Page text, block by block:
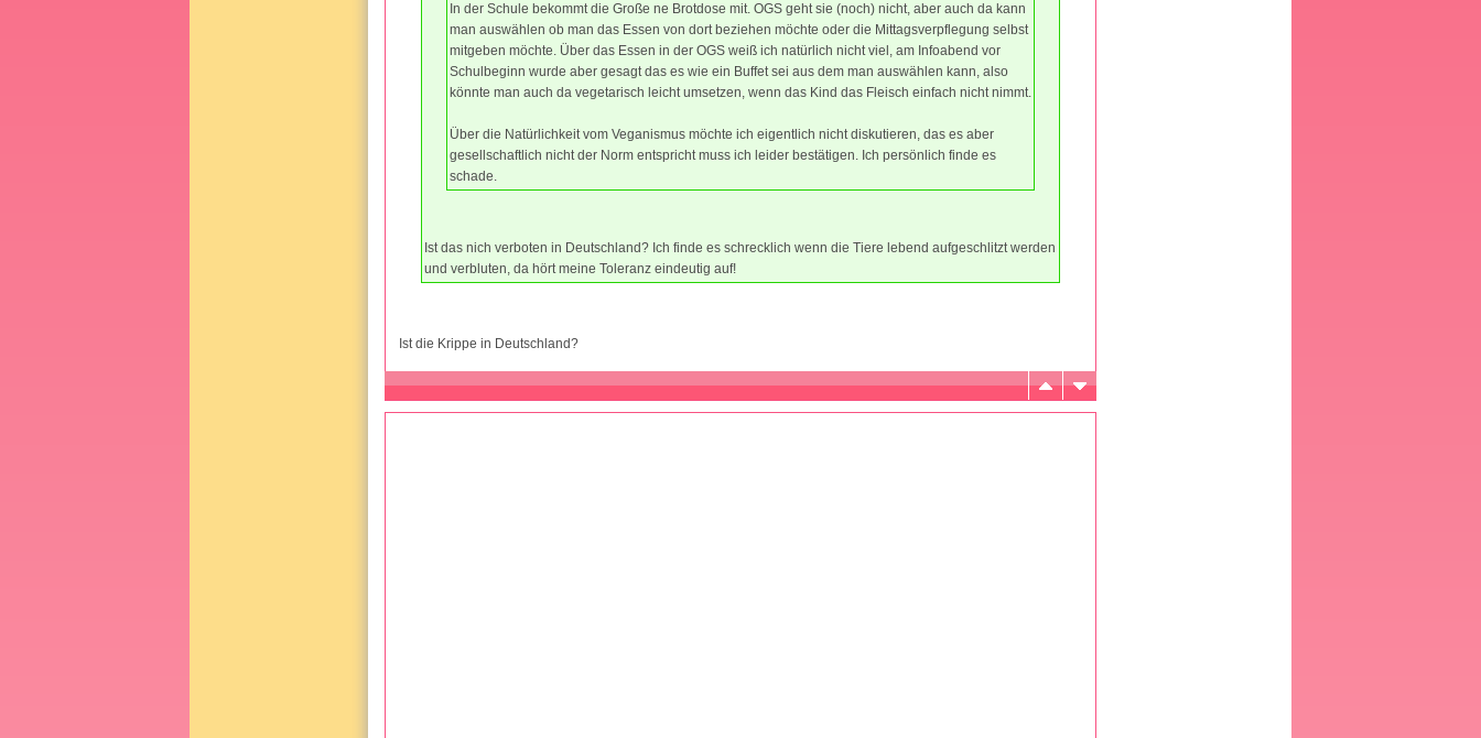
In der Schule bekommt die Große ne Brotdose mit. OGS geht sie (noch) nicht, aber auch da kann
man auswählen ob man das Essen von dort beziehen möchte oder die Mittagsverpflegung selbst
mitgeben möchte. Über das Essen in der OGS weiß ich natürlich nicht viel, am Infoabend vor
Schulbeginn wurde aber gesagt das es wie ein Buffet sei aus dem man auswählen kann, also
könnte man auch da vegetarisch leicht umsetzen, wenn das Kind das Fleisch einfach nicht nimmt.
Über die Natürlichkeit vom Veganismus möchte ich eigentlich nicht diskutieren, das es aber
gesellschaftlich nicht der Norm entspricht muss ich leider bestätigen. Ich persönlich finde es
schade.
Ist das nich verboten in Deutschland? Ich finde es schrecklich wenn die Tiere lebend aufgeschlitzt werden
und verbluten, da hört meine Toleranz eindeutig auf!
Ist die Krippe in Deutschland?